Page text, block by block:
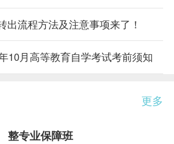
出流程方法及注意事项来了！
10月高等教育自学考试考前须知
更多
整专业保障班